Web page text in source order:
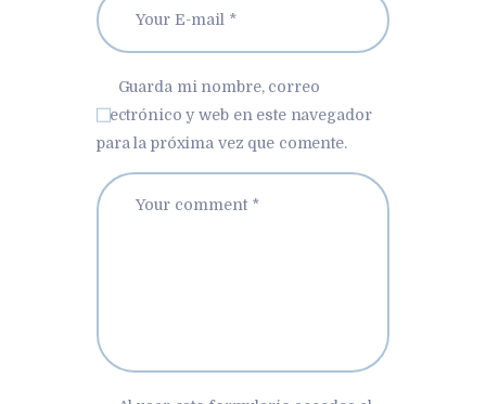
Guarda mi nombre, correo
electrónico y web en este navegador
para la próxima vez que comente.